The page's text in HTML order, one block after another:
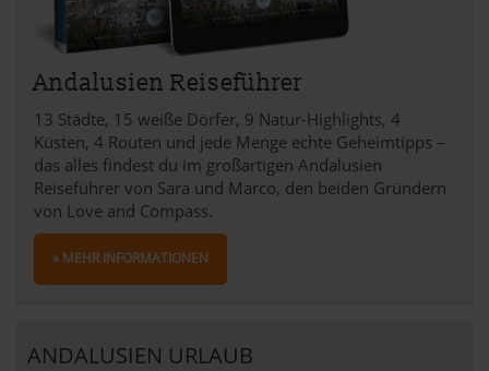
Andalusien Reiseführer
13 Städte, 15 weiße Dörfer, 9 Natur-Highlights, 4
Küsten, 4 Routen und jede Menge echte Geheimtipps –
das alles findest du im großartigen Andalusien
Reiseführer von Sara und Marco, den beiden Gründern
von Love and Compass.
» MEHR INFORMATIONEN
ANDALUSIEN URLAUB